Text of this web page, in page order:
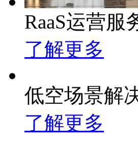
RaaS运营服
了解更多
低空场景解
了解更多